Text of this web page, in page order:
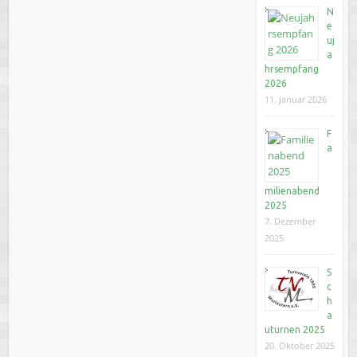
N
e
uj
a
hrsempfang
2026
11. Januar 2026
F
a
milienabend
2025
7. Dezember
2025
S
c
h
a
uturnen 2025
20. Oktober 2025